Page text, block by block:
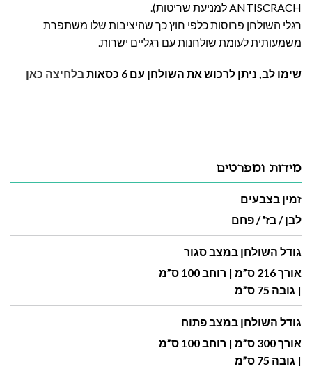
ANTISCRACH למניעת שריטות).
רגלי השולחן פרוסות כלפי חוץ כך שהיציבות שלו משתפרת
משמעותית לעומת שולחנות עם רגליים ישרות.
שימו לב, ניתן לרכוש את השולחן עם 6 כסאות בלחיצה כאן
מידות ומפרטים
זמין בצבעים
לבן / בז' / פחם
גודל השולחן במצב סגור
אורך 216 ס”מ | רוחב 100 ס”מ
| גובה 75 ס”מ
גודל השולחן במצב פתוח
אורך 300 ס”מ | רוחב 100 ס”מ
| גובה 75 ס”מ